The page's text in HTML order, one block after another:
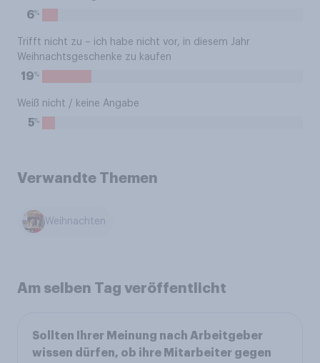
6%
Trifft nicht zu – ich habe nicht vor, in diesem Jahr
Weihnachtsgeschenke zu kaufen
19%
Weiß nicht / keine Angabe
5%
Verwandte Themen
Weihnachten
Am selben Tag veröffentlicht
Sollten Ihrer Meinung nach Arbeitgeber
wissen dürfen, ob ihre Mitarbeiter gegen